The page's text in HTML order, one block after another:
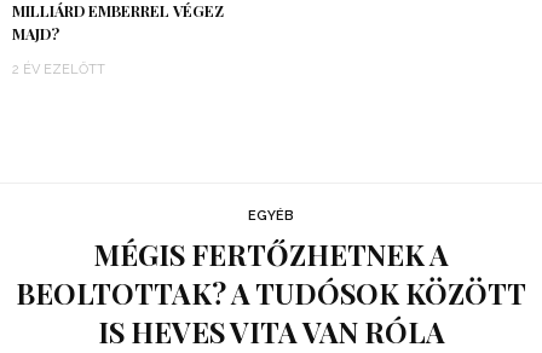
MILLIÁRD EMBERREL VÉGEZ
MAJD?
2 ÉV EZELŐTT
EGYÉB
MÉGIS FERTŐZHETNEK A
BEOLTOTTAK? A TUDÓSOK KÖZÖTT
IS HEVES VITA VAN RÓLA